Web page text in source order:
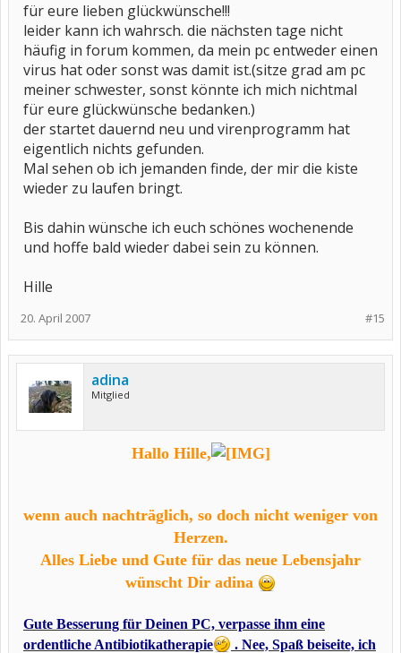
für eure lieben glückwünsche!!!
leider kann ich wahrsch. die nächsten tage nicht
häufig in forum kommen, da mein pc entweder einen
virus hat oder sonst was damit ist.(sitze grad am pc
meiner schwester, sonst könnte ich mich nichtmal
für eure glückwünsche bedanken.)
der startet dauernd neu und virenprogramm hat
eigentlich nichts gefunden.
Mal sehen ob ich jemanden finde, der mir die kiste
wieder zu laufen bringt.
Bis dahin wünsche ich euch schönes wochenende
und hoffe bald wieder dabei sein zu können.
Hille
#15
20. April 2007
adina
Mitglied
Hallo Hille,
wenn auch nachträglich, so doch nicht weniger von
Herzen.
Alles Liebe und Gute für das neue Lebensjahr
wünscht Dir adina
Gute Besserung für Deinen PC, verpasse ihm eine
ordentliche Antibiotikatherapie
. Nee, Spaß beiseite, ich